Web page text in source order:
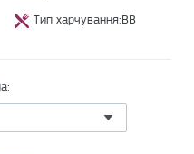
Тип харчування:BB